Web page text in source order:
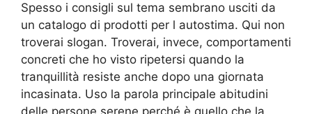
Spesso i consigli sul tema sembrano usciti da
un catalogo di prodotti per l autostima. Qui non
troverai slogan. Troverai, invece, comportamenti
concreti che ho visto ripetersi quando la
tranquillità resiste anche dopo una giornata
incasinata. Uso la parola principale abitudini